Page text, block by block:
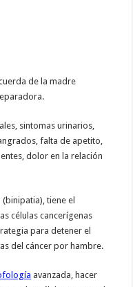
de la madre
sintomas urinarios,
falta de apetito,
dolor en la relación
(binipatia), tiene el
células cancerígenas
para detener el
del cáncer por hambre.
avanzada, hacer